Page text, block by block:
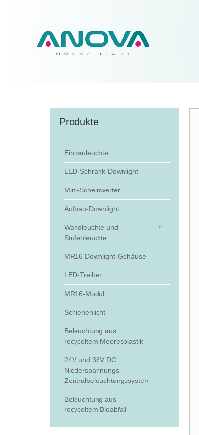
Produkte
Einbauleuchte
LED-Schrank-Downlight
Mini-Scheinwerfer
Aufbau-Downlight
Wandleuchte und
Stufenleuchte
MR16 Downlight-Gehäuse
LED-Treiber
MR16-Modul
Schienenlicht
Beleuchtung aus
recyceltem Meeresplastik
24V und 36V DC
Niederspannungs-
Zentralbeleuchtungssystem
Beleuchtung aus
recyceltem Bioabfall